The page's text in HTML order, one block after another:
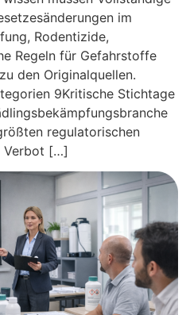
im
Rodentizide,
Regeln für Gefahrstoffe
den Originalquellen.
9Kritische Stichtage
regulatorischen
Verbot […]